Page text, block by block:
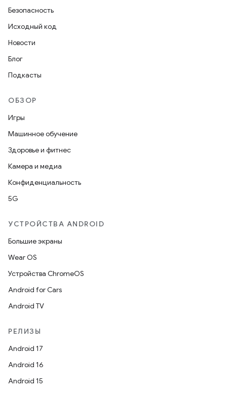
Безопасность
Исходный код
Новости
Блог
Подкасты
ОБЗОР
Игры
Машинное обучение
Здоровье и фитнес
Камера и медиа
Конфиденциальность
5G
УСТРОЙСТВА ANDROID
Большие экраны
Wear OS
Устройства ChromeOS
Android for Cars
Android TV
РЕЛИЗЫ
Android 17
Android 16
Android 15